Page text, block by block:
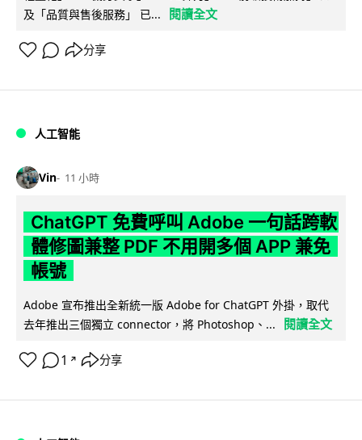
及「品質與售後服務」 已...
閱讀全文
分享
人工智能
Vin 11 小時
ChatGPT 免費呼叫 Adobe 一句話跨軟
體修圖兼整 PDF 不用開多個 APP 兼免
帳號
Adobe 宣布推出全新統一版 Adobe for ChatGPT 外掛，取代
去年推出三個獨立 connector，將 Photoshop、...
閱讀全文
1 ↗ 分享